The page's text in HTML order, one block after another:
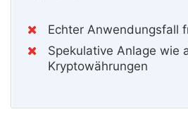
Echter Anwendungsfall
Spekulative Anlage wie
Kryptowährungen